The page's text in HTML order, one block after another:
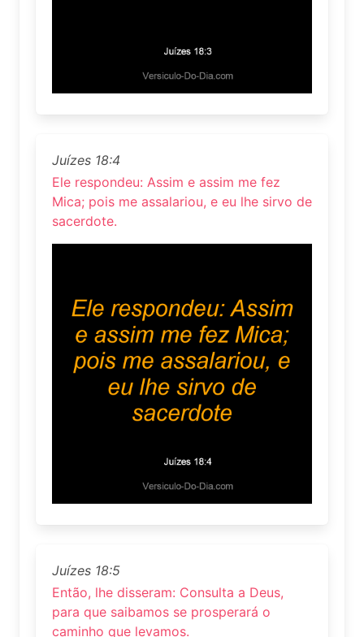
Juízes 18:4
Ele respondeu: Assim e assim me fez
Mica; pois me assalariou, e eu lhe sirvo de
sacerdote.
Juízes 18:5
Então, lhe disseram: Consulta a Deus,
para que saibamos se prosperará o
caminho que levamos.